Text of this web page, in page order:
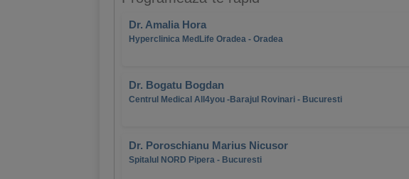
Dr. Amalia Hora
Hyperclinica MedLife Oradea - Oradea
Dr. Bogatu Bogdan
Centrul Medical All4you -Barajul Rovinari - Bucuresti
Dr. Poroschianu Marius Nicusor
Spitalul NORD Pipera - Bucuresti